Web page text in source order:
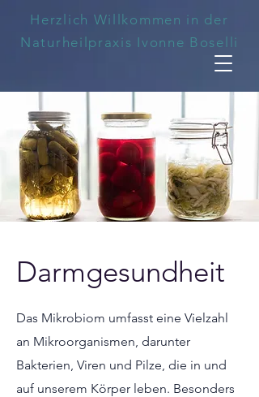
Herzlich Willkommen in der
Naturheilpraxis Ivonne Boselli
Darmgesundheit
Das Mikrobiom umfasst eine Vielzahl
an Mikroorganismen, darunter
Bakterien, Viren und Pilze, die in und
auf unserem Körper leben. Besonders